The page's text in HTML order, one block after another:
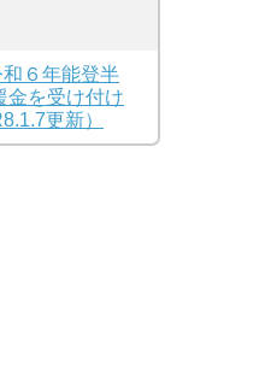
和６年能登半
金を受け付け
更新）